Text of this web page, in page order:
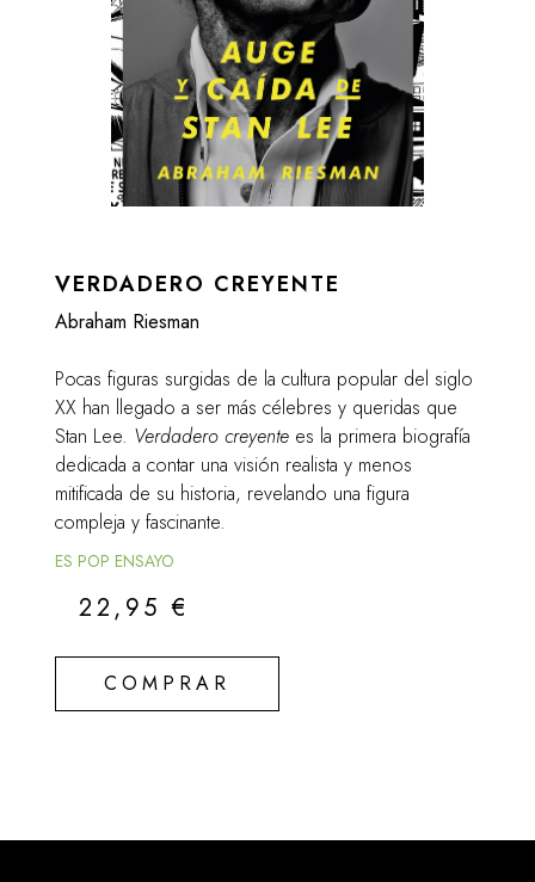
VERDADERO CREYENTE
Abraham Riesman
Pocas figuras surgidas de la cultura popular del siglo
XX han llegado a ser más célebres y queridas que
Stan Lee. Verdadero creyente es la primera biografía
dedicada a contar una visión realista y menos
mitificada de su historia, revelando una figura
compleja y fascinante.
ES POP ENSAYO
22,95€
COMPRAR